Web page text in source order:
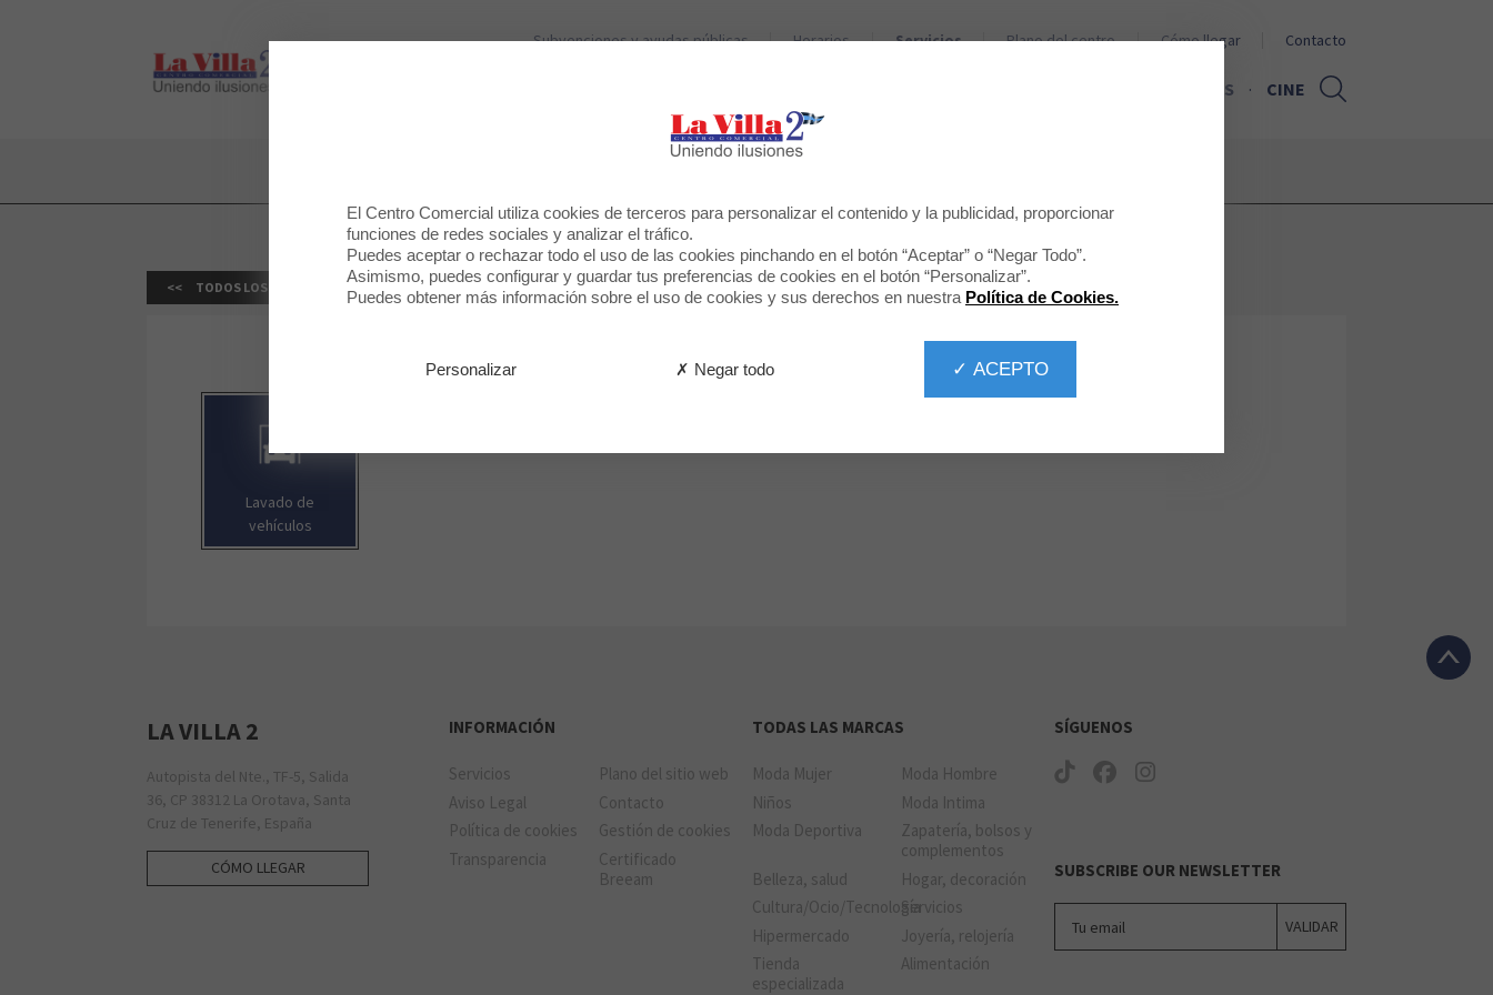
NOTICIAS CINE
Subvenciones y ayudas públicas Horarios Servicios Plano del centro Cómo llegar Contacto
Servicio
TODOS LOS SERVICIOS
Lavado de
vehículos
LA VILLA 2
Autopista del Nte., TF-5, Salida
36, CP 38312 La Orotava, Santa
Cruz de Tenerife, España
CÓMO LLEGAR
INFORMACIÓN
Servicios
Plano del sitio web
Aviso Legal
Contacto
Política de cookies
Gestión de cookies
Transparencia
Certificado
Breeam
TODAS LAS MARCAS
Moda Mujer
Moda Hombre
Niños
Moda Intima
Moda Deportiva
Zapatería, bolsos y
complementos
Belleza, salud
Hogar, decoración
Cultura/Ocio/TecnologíaServicios
Hipermercado
Joyería, relojería
Tienda
especializada
Alimentación
SÍGUENOS
SUBSCRIBE OUR NEWSLETTER
VALIDAR
El Centro Comercial utiliza cookies de terceros para personalizar el contenido y la publicidad, proporcionar
funciones de redes sociales y analizar el tráfico.
Puedes aceptar o rechazar todo el uso de las cookies pinchando en el botón “Aceptar” o “Negar Todo”.
Asimismo, puedes configurar y guardar tus preferencias de cookies en el botón “Personalizar”.
Puedes obtener más información sobre el uso de cookies y sus derechos en nuestra Política de Cookies.
✓ ACEPTO
✗ Negar todo
Personalizar